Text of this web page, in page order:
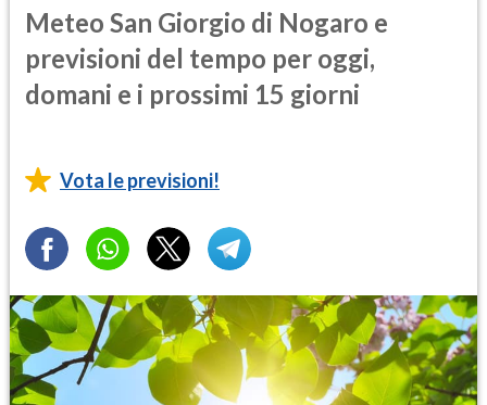
Meteo San Giorgio di Nogaro e
previsioni del tempo per oggi,
domani e i prossimi 15 giorni
Vota le previsioni!